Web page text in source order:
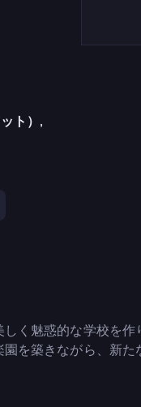
ト）,
く魅惑的な学校を作
を築きながら、新